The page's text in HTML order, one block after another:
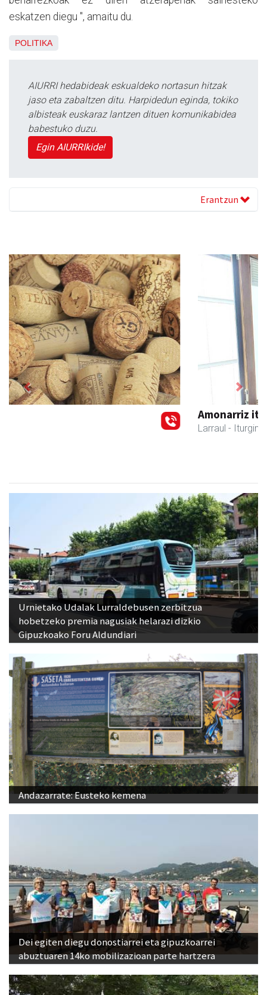
eskatzen diegu ", amaitu du.
POLITIKA
AIURRI hedabideak eskualdeko nortasun hitzak
jaso eta zabaltzen ditu. Harpidedun eginda, tokiko
albisteak euskaraz lantzen dituen komunikabidea
babestuko duzu.
Egin AIURRIkide!
Erantzun
Previous Next
Urnietako Udalak Lurraldebusen zerbitzua
hobetzeko premia nagusiak helarazi dizkio
Gipuzkoako Foru Aldundiari
Andazarrate: Eusteko kemena
Dei egiten diegu donostiarrei eta gipuzkoarrei
abuztuaren 14ko mobilizazioan parte hartzera